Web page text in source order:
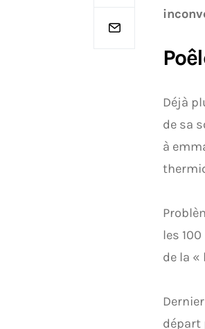
Déjà
de sa
à
les
de la «
départ